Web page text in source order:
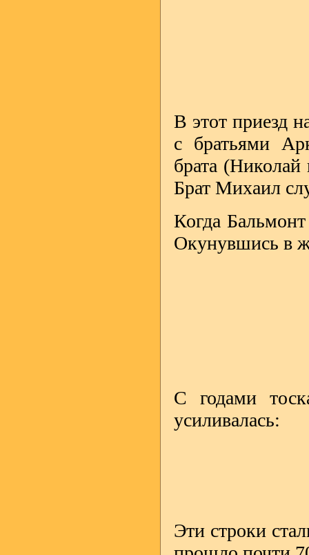
В этот приезд
с братьями
брата
Брат Михаил
Когда
Окунувшись в
С годами
усиливалась:
Эти строки